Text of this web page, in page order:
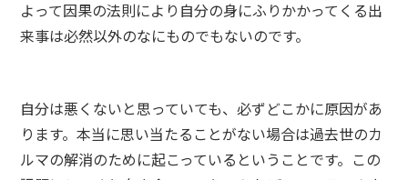
よって因果の法則により自分の身にふりかかってくる出
来事は必然以外のなにものでもないのです。
自分は悪くないと思っていても、必ずどこかに原因があ
ります。本当に思い当たることがない場合は過去世のカ
ルマの解消のために起こっているということです。この